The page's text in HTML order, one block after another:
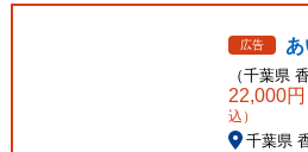
広告
（千葉県
22,000
込）
千葉県